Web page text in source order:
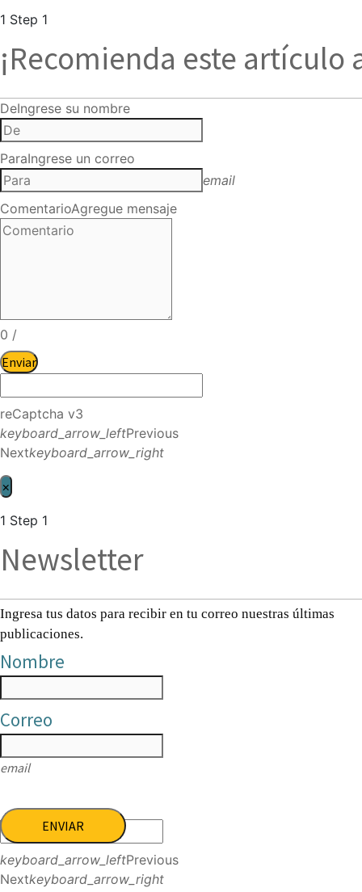
1 Step 1
¡Recomienda este artículo
DeIngrese su nombre
ParaIngrese un correo
email
ComentarioAgregue mensaje
0 /
Enviar
reCaptcha v3
keyboard_arrow_leftPrevious
Nextkeyboard_arrow_right
×
1 Step 1
Newsletter
Ingresa tus datos para recibir en tu correo nuestras últimas
publicaciones.
Nombre
Correo
email
ENVIAR
keyboard_arrow_leftPrevious
Nextkeyboard_arrow_right